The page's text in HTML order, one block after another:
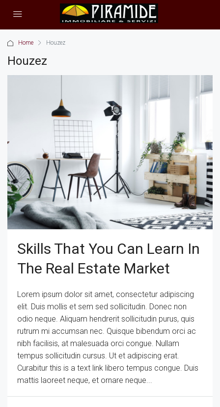
Home Houzez
Houzez
Skills That You Can Learn In
The Real Estate Market
Lorem ipsum dolor sit amet, consectetur adipiscing
elit. Duis mollis et sem sed sollicitudin. Donec non
odio neque. Aliquam hendrerit sollicitudin purus, quis
rutrum mi accumsan nec. Quisque bibendum orci ac
nibh facilisis, at malesuada orci congue. Nullam
tempus sollicitudin cursus. Ut et adipiscing erat.
Curabitur this is a text link libero tempus congue. Duis
mattis laoreet neque, et ornare neque...